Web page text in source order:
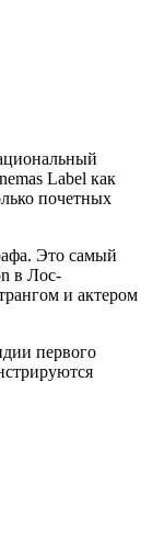
Label как
почетных
Это самый
в Лос-
и актером
первого